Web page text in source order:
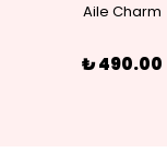
Aile Charm
₺ 490.00